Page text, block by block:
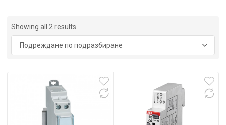
Showing all 2 results